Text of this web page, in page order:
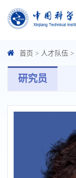
首页 > 人才队伍 >
研究员